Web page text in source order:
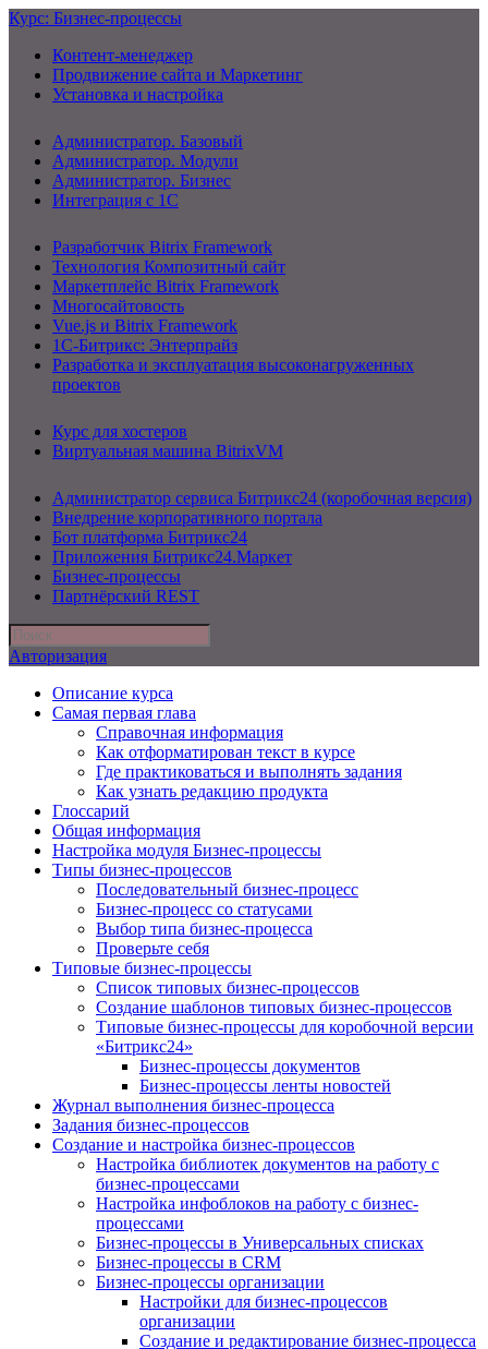
Курс: Бизнес-процессы
Контент-менеджер
Продвижение сайта и Маркетинг
Установка и настройка
Администратор. Базовый
Администратор. Модули
Администратор. Бизнес
Интеграция с 1С
Разработчик Bitrix Framework
Технология Композитный сайт
Маркетплейс Bitrix Framework
Многосайтовость
Vue.js и Bitrix Framework
1С-Битрикс: Энтерпрайз
Разработка и эксплуатация высоконагруженных
проектов
Курс для хостеров
Виртуальная машина BitrixVM
Администратор сервиса Битрикс24 (коробочная версия)
Внедрение корпоративного портала
Бот платформа Битрикс24
Приложения Битрикс24.Маркет
Бизнес-процессы
Партнёрский REST
Авторизация
Описание курса
Самая первая глава
Справочная информация
Как отформатирован текст в курсе
Где практиковаться и выполнять задания
Как узнать редакцию продукта
Глоссарий
Общая информация
Настройка модуля Бизнес-процессы
Типы бизнес-процессов
Последовательный бизнес-процесс
Бизнес-процесс со статусами
Выбор типа бизнес-процесса
Проверьте себя
Типовые бизнес-процессы
Список типовых бизнес-процессов
Создание шаблонов типовых бизнес-процессов
Типовые бизнес-процессы для коробочной версии
«Битрикс24»
Бизнес-процессы документов
Бизнес-процессы ленты новостей
Журнал выполнения бизнес-процесса
Задания бизнес-процессов
Создание и настройка бизнес-процессов
Настройка библиотек документов на работу с
бизнес-процессами
Настройка инфоблоков на работу с бизнес-
процессами
Бизнес-процессы в Универсальных списках
Бизнес-процессы в CRM
Бизнес-процессы организации
Настройки для бизнес-процессов
организации
Создание и редактирование бизнес-процесса